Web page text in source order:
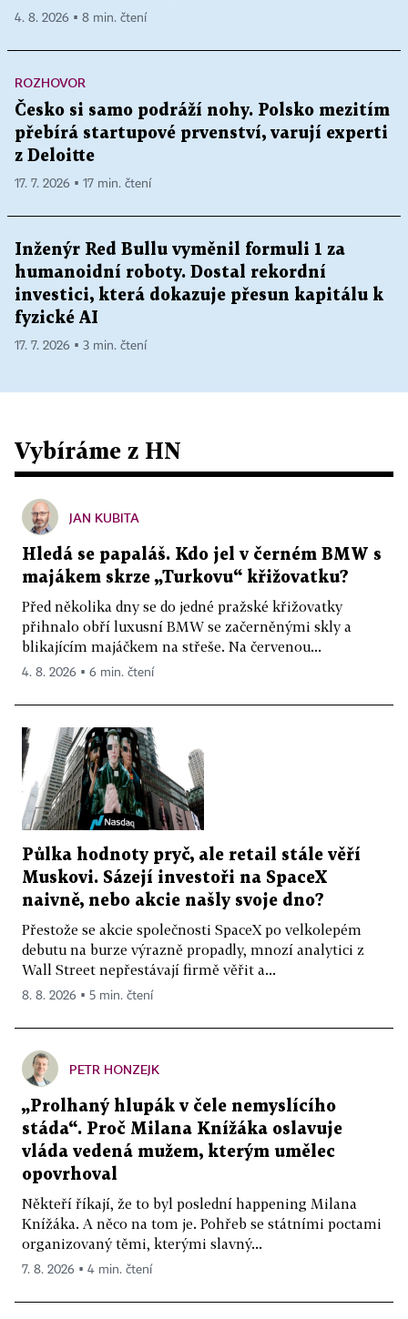
4. 8. 2026 ▪ 8 min. čtení
ROZHOVOR
Česko si samo podráží nohy. Polsko mezitím
přebírá startupové prvenství, varují experti
z Deloitte
17. 7. 2026 ▪ 17 min. čtení
Inženýr Red Bullu vyměnil formuli 1 za
humanoidní roboty. Dostal rekordní
investici, která dokazuje přesun kapitálu k
fyzické AI
17. 7. 2026 ▪ 3 min. čtení
Vybíráme z HN
JAN KUBITA
Hledá se papaláš. Kdo jel v černém BMW s
majákem skrze „Turkovu“ křižovatku?
Před několika dny se do jedné pražské křižovatky
přihnalo obří luxusní BMW se začerněnými skly a
blikajícím majáčkem na střeše. Na červenou...
4. 8. 2026 ▪ 6 min. čtení
Půlka hodnoty pryč, ale retail stále věří
Muskovi. Sázejí investoři na SpaceX
naivně, nebo akcie našly svoje dno?
Přestože se akcie společnosti SpaceX po velkolepém
debutu na burze výrazně propadly, mnozí analytici z
Wall Street nepřestávají firmě věřit a...
8. 8. 2026 ▪ 5 min. čtení
PETR HONZEJK
„Prolhaný hlupák v čele nemyslícího
stáda“. Proč Milana Knížáka oslavuje
vláda vedená mužem, kterým umělec
opovrhoval
Někteří říkají, že to byl poslední happening Milana
Knížáka. A něco na tom je. Pohřeb se státními poctami
organizovaný těmi, kterými slavný...
7. 8. 2026 ▪ 4 min. čtení